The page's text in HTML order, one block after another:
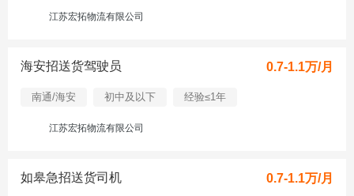
江苏宏拓物流有限公司
海安招送货驾驶员 0.7-1.1万/月
南通/海安 初中及以下 经验≤1年
江苏宏拓物流有限公司
如皋急招送货司机 0.7-1.1万/月